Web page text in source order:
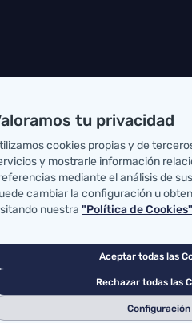
de Cookies
Legal
de datos
tu privacidad
cookies propias y de
y mostrarle información
mediante el análisis de
cambiar la configuración u
nuestra "Política de Cookies"
Aceptar todas las
Rechazar todas las
Configuración